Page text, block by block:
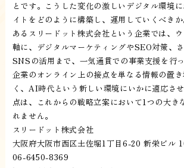
とです。こうした変化の激しいデジタル環境
イトをどのように構築し、運用していくべき
あるスリードット株式会社という企業では、
軸に、デジタルマーケティングやSEO対策、
SNSの活用まで、一気通貫での事業支援を行
企業のオンライン上の接点を単なる情報の置
く、AI時代という新しい環境にいかに適応さ
点は、これからの戦略立案において1つの大き
れません。
スリードット株式会社
大阪府大阪市西区土佐堀1丁目6-20 新栄ビル
06-6450-8369